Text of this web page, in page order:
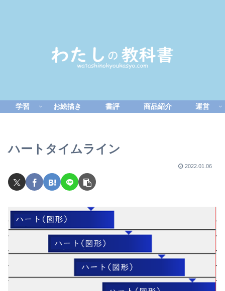
学習 お絵描き 書評 商品紹介 運営
ハートタイムライン
2022.01.06